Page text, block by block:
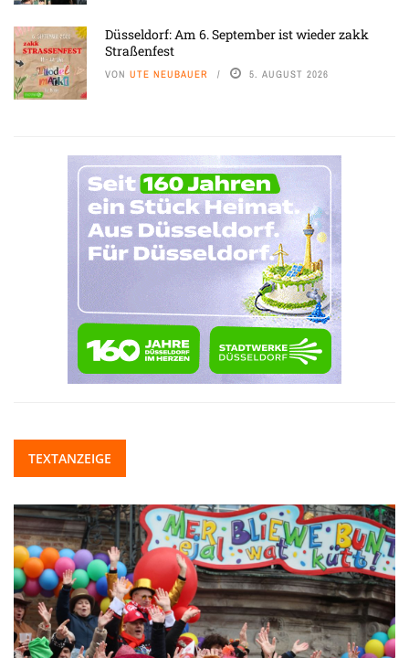
Düsseldorf: Am 6. September ist wieder zakk
Straßenfest
VON UTE NEUBAUER 5. AUGUST 2026
TEXTANZEIGE